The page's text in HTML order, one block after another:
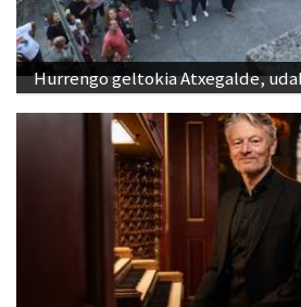
Hurrengo geltokia Atxegalde,